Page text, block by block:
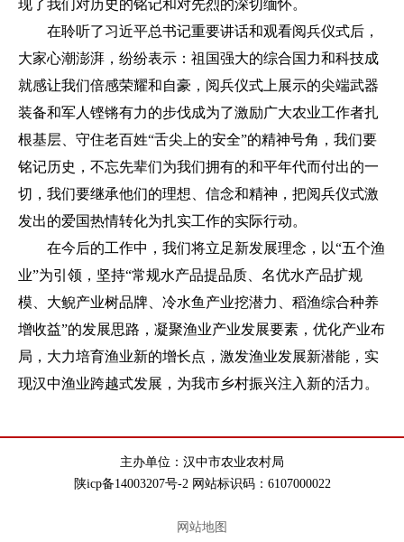
现了我们对历史的铭记和对先烈的深切缅怀。
在聆听了习近平总书记重要讲话和观看阅兵仪式后，
大家心潮澎湃，纷纷表示：祖国强大的综合国力和科技成
就感让我们倍感荣耀和自豪，阅兵仪式上展示的尖端武器
装备和军人铿锵有力的步伐成为了激励广大农业工作者扎
根基层、守住老百姓“舌尖上的安全”的精神号角，我们要
铭记历史，不忘先辈们为我们拥有的和平年代而付出的一
切，我们要继承他们的理想、信念和精神，把阅兵仪式激
发出的爱国热情转化为扎实工作的实际行动。
在今后的工作中，我们将立足新发展理念，以“五个渔
业”为引领，坚持“常规水产品提品质、名优水产品扩规
模、大鲵产业树品牌、冷水鱼产业挖潜力、稻渔综合种养
增收益”的发展思路，凝聚渔业产业发展要素，优化产业布
局，大力培育渔业新的增长点，激发渔业发展新潜能，实
现汉中渔业跨越式发展，为我市乡村振兴注入新的活力。
主办单位：汉中市农业农村局
陕icp备14003207号-2 网站标识码：6107000022
网站地图